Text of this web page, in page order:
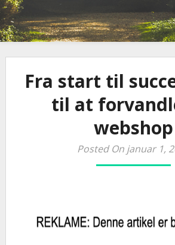
Fra start til
til at
webshop
Posted On januar 1,